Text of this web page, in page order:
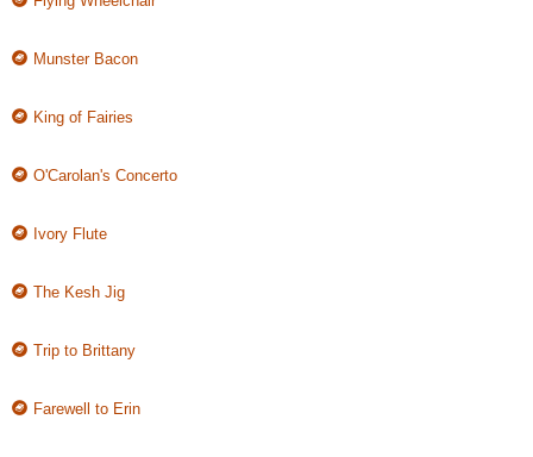
Munster Bacon
King of Fairies
O'Carolan's Concerto
Ivory Flute
The Kesh Jig
Trip to Brittany
Farewell to Erin